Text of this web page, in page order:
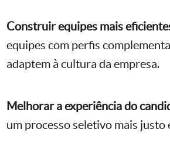
Construir equipes mais
equipes com perfis
adaptem à cultura da empresa.
Melhorar a experiência do
um processo seletivo mais justo